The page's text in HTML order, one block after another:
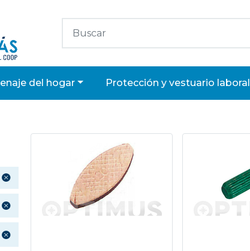
menaje del hogar protección y vestuario laboral